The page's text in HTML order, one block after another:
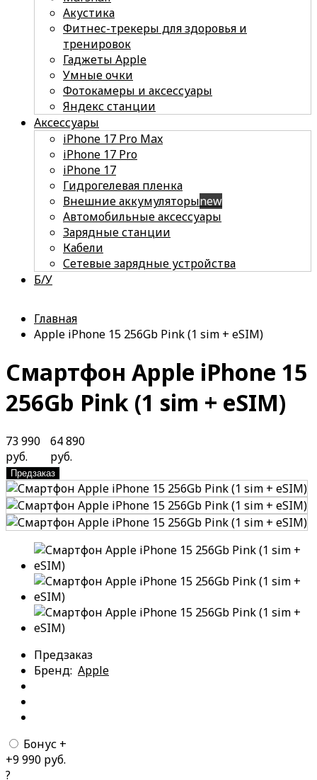
Акустика
Фитнес-трекеры для здоровья и
тренировок
Гаджеты Apple
Умные очки
Фотокамеры и аксессуары
Яндекс станции
Аксессуары
iPhone 17 Pro Max
iPhone 17 Pro
iPhone 17
Гидрогелевая пленка
Внешние аккумуляторыnew
Автомобильные аксессуары
Зарядные станции
Кабели
Сетевые зарядные устройства
Б/У
Главная
Apple iPhone 15 256Gb Pink (1 sim + eSIM)
Смартфон Apple iPhone 15
256Gb Pink (1 sim + eSIM)
73 990
руб.
64 890
руб.
Предзаказ
Предзаказ
Бренд: Apple
Бонус +
+9 990 руб.
?